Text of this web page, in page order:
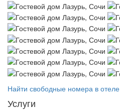
Найти свободные номера в отеле
Услуги